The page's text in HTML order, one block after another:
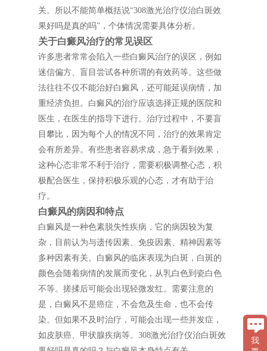
关。所以不能简单概括说“308激光治疗仪治白斑效
果好吗是真的吗”，个体情况需要具体分析。
关于白癜风治疗的常见误区
许多患者常常会陷入一些白癜风治疗的误区，例如
迷信偏方、盲目尝试各种所谓的有效药等。这些做
法往往不仅不能治好白癜风，还可能延误病情，加
重经济负担。白癜风的治疗应该选择正规的医院和
医生，在医生的指导下进行。治疗过程中，不要盲
目攀比，因为每个人的情况不同，治疗的效果肯定
会有所差异。有些患者容易求成，急于看到效果，
这种心态非常不利于治疗，需要积极调整心态，积
极配合医生，保持积极乐观的心态，才有助于治
疗。
白癜风的病因和特点
白癜风是一种色素脱失性疾病，它的病因较为复
杂，目前认为与遗传因素、免疫因素、精神因素等
多种因素有关。白癜风的临床表现为白斑，白斑的
颜色会随着病情的发展而变化，从乳白色到瓷白色
不等。搓揉后可能会出现轻微发红。需要注意的
是，白癜风不是癌症，不会危及生命，也不会传
染。但如果不及时治疗，可能会出现一些并发症，
如皮肤癌、甲状腺疾病等。308激光治疗仪治白斑效
我